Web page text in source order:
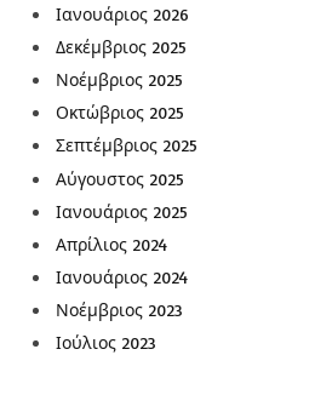
Ιανουάριος 2026
Δεκέμβριος 2025
Νοέμβριος 2025
Οκτώβριος 2025
Σεπτέμβριος 2025
Αύγουστος 2025
Ιανουάριος 2025
Απρίλιος 2024
Ιανουάριος 2024
Νοέμβριος 2023
Ιούλιος 2023